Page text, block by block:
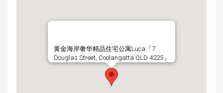
黄金海岸奢华精品住宅公寓Luca「7
Douglas Street, Coolangatta QLD 4225」